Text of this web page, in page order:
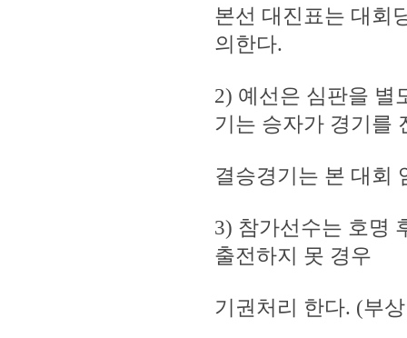
본선 대진표는 대회
의한다.
2) 예선은 심판을 별
기는 승자가 경기를
결승경기는 본 대회
3) 참가선수는 호명
출전하지 못 경우
기권처리 한다. (부